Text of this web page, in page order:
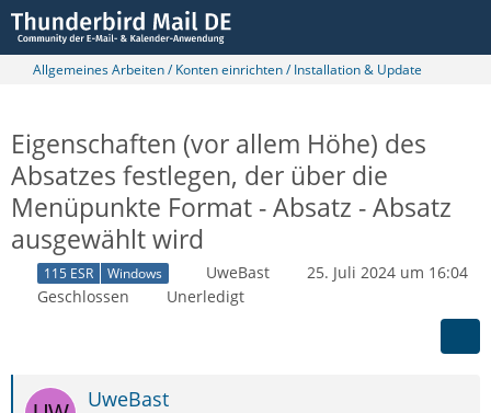
Allgemeines Arbeiten / Konten einrichten / Installation & Update
Eigenschaften (vor allem Höhe) des
Absatzes festlegen, der über die
Menüpunkte Format - Absatz - Absatz
ausgewählt wird
115 ESR Windows UweBast
25. Juli 2024 um 16:04
Geschlossen
Unerledigt
UweBast